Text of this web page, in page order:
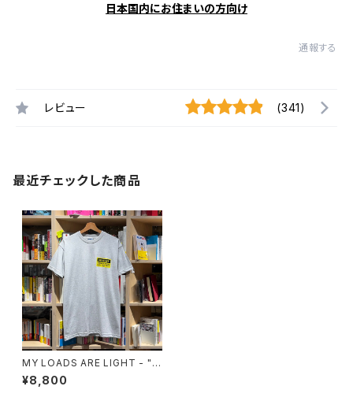
日本国内にお住まいの方向け
通報する
レビュー (341)
最近チェックした商品
MY LOADS ARE LIGHT - "S,
I,T,R,B,Y,B" Tee
¥8,800